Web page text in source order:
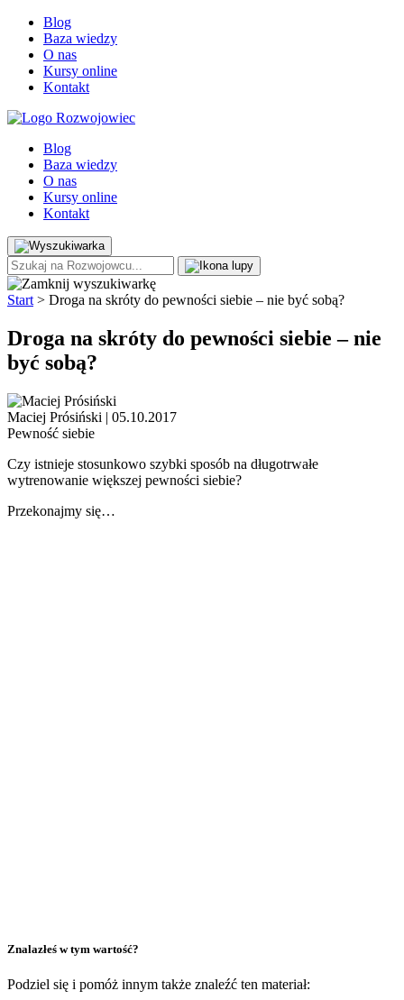
Blog
Baza wiedzy
O nas
Kursy online
Kontakt
Blog
Baza wiedzy
O nas
Kursy online
Kontakt
Start > Droga na skróty do pewności siebie – nie być sobą?
Droga na skróty do pewności siebie – nie
być sobą?
Maciej Prósiński | 05.10.2017
Pewność siebie
Czy istnieje stosunkowo szybki sposób na długotrwałe
wytrenowanie większej pewności siebie?
Przekonajmy się…
Znalazłeś w tym wartość?
Podziel się i pomóż innym także znaleźć ten materiał: